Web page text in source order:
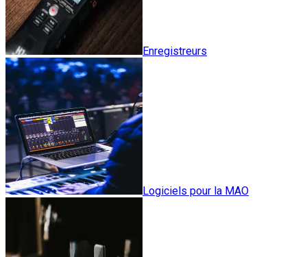
Enregistreurs
Logiciels pour la MAO